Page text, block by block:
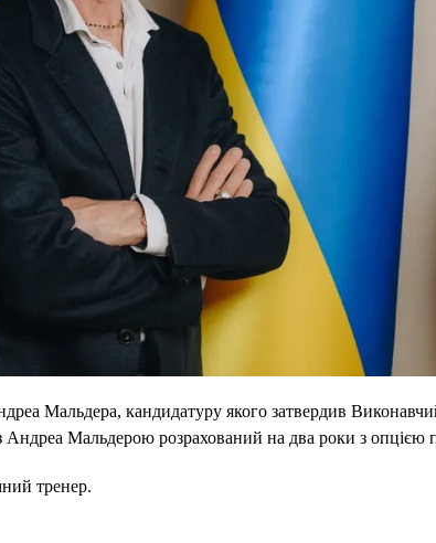
Мальдера, кандидатуру якого затвердив
Мальдерою розрахований на два роки з опцією
тренер.